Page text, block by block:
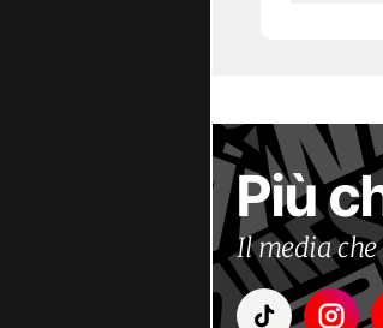
Più
Il media